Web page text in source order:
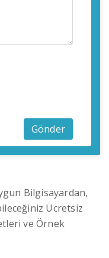
Gönder
Bilgisayardan,
Ücretsiz
ve Örnek